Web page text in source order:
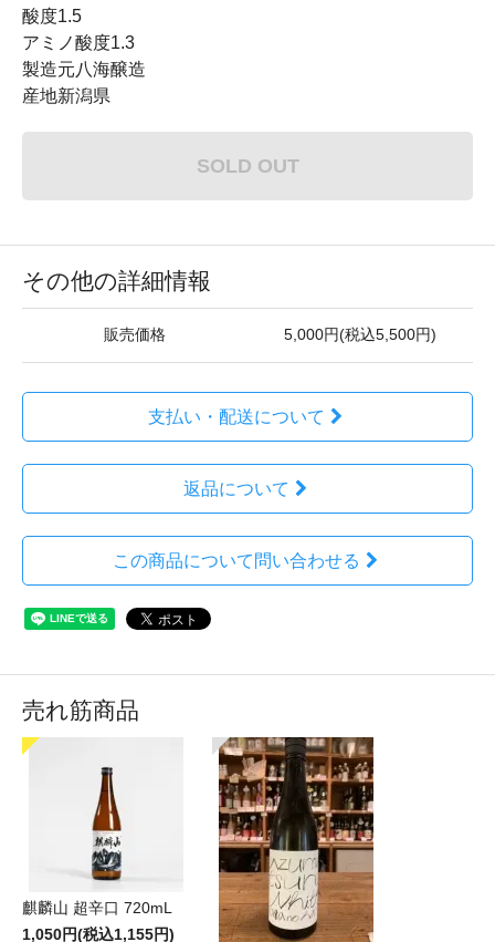
酸度1.5
アミノ酸度1.3
製造元八海醸造
産地新潟県
SOLD OUT
その他の詳細情報
販売価格 5,000円(税込5,500円)
支払い・配送について
返品について
この商品について問い合わせる
売れ筋商品
麒麟山 超辛口 720mL
1,050円(税込1,155円)